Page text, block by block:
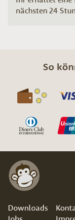
nächsten 24
So
Downloads